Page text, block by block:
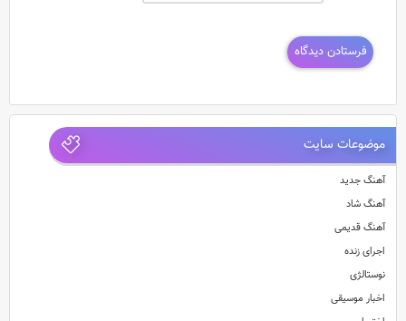
موضوعات سایت
آهنگ جدید
آهنگ شاد
آهنگ قدیمی
اجرای زنده
نوستالژی
اخبار موسیقی